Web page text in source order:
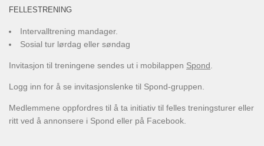
FELLESTRENING
Intervalltrening mandager.
Sosial tur lørdag eller søndag
Invitasjon til treningene sendes ut i mobilappen Spond
Logg inn for å se invitasjonslenke til Spond-gruppen.
Medlemmene oppfordres til å ta initiativ til felles treningsturer eller
ritt ved å annonsere i Spond eller på Facebook.